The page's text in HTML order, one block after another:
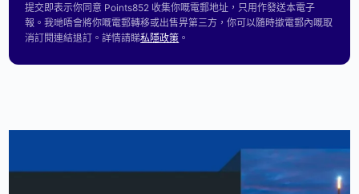
提交即表示你同意 Points852 收集你嘅電郵地址，只用作發送本電子
報。我哋唔會將你嘅電郵轉移或出售畀第三方，你可以隨時撳電郵內嘅取
消訂閱連結退訂。詳情請睇私隱政策 。